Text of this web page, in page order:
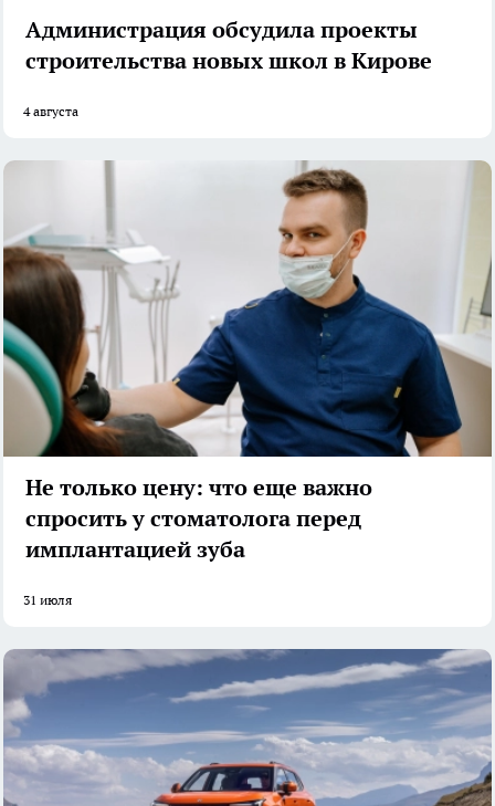
Администрация обсудила проекты
строительства новых школ в Кирове
4 августа
Не только цену: что еще важно
спросить у стоматолога перед
имплантацией зуба
31 июля